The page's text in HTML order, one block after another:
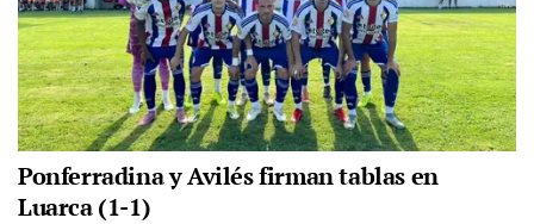
Ponferradina y Avilés firman tablas en
Luarca (1-1)